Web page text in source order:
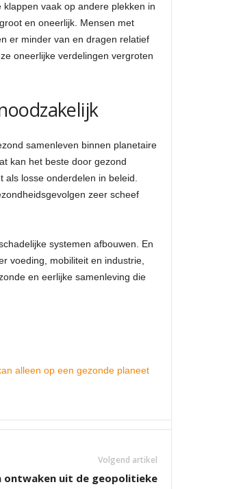
vaak op andere plekken in
en oneerlijk. Mensen met
er minder van en dragen relatief
oneerlijke verdelingen vergroten
samenleven binnen planetaire
kan het beste door gezond
losse onderdelen in beleid.
zeer scheef
systemen afbouwen. En
voeding, mobiliteit en industrie,
en eerlijke samenleving die
alleen op een gezonde planeet
Volgend artikel
ontwaken uit de geopolitieke